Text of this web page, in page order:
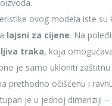
ovog modela iste su
lajsni za cijene. Na
traka, koja
je samo ukloniti
prethodno očišćenu i
je u jednoj dimenziji –